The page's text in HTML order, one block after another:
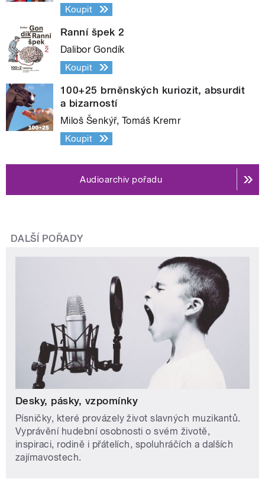
Koupit
Ranní špek 2
Dalibor Gondík
Koupit
100+25 brněnských kuriozit, absurdit
a bizarností
Miloš Šenkýř, Tomáš Kremr
Koupit
Audioarchiv pořadu
DALŠÍ POŘADY
Desky, pásky, vzpomínky
Písničky, které provázely život slavných muzikantů.
Vyprávění hudební osobnosti o svém životě,
inspiraci, rodině i přátelích, spoluhráčích a dalších
zajímavostech.